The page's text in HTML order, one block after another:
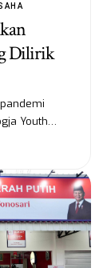
Dilirik
Youth…